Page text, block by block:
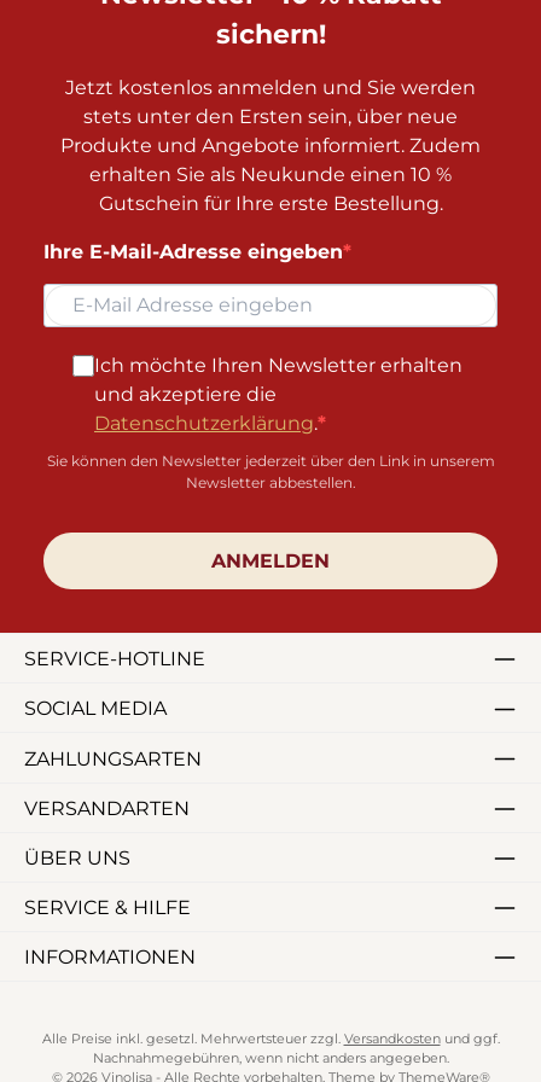
sichern!
Jetzt kostenlos anmelden und Sie werden
stets unter den Ersten sein, über neue
Produkte und Angebote informiert. Zudem
erhalten Sie als Neukunde einen 10 %
Gutschein für Ihre erste Bestellung.
Ihre E-Mail-Adresse eingeben
Ich möchte Ihren Newsletter erhalten
und akzeptiere die
Datenschutzerklärung.
Sie können den Newsletter jederzeit über den Link in unserem
Newsletter abbestellen.
ANMELDEN
SERVICE-HOTLINE
SOCIAL MEDIA
ZAHLUNGSARTEN
VERSANDARTEN
ÜBER UNS
SERVICE & HILFE
INFORMATIONEN
Alle Preise inkl. gesetzl. Mehrwertsteuer zzgl. Versandkostenund ggf.
Nachnahmegebühren, wenn nicht anders angegeben.
© 2026 Vinolisa - Alle Rechte vorbehalten. Theme by ThemeWare®